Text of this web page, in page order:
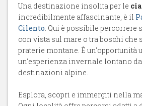
Una destinazione insolita per le
incredibilmente affascinante, è il
Cilento . Qui è possibile
con vista sul mare o tra boschi che
praterie montane. È un'opportunità
un'esperienza invernale lontano
destinazioni alpine.
Esplora, scopri e immergiti nella